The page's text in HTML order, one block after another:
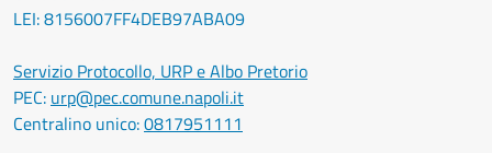
LEI: 8156007FF4DEB97ABA09
Servizio Protocollo, URP e Albo Pretorio
PEC: urp@pec.comune.napoli.it
Centralino unico:0817951111